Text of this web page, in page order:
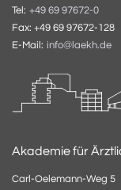
Tel: +49 69 97672-0
Fax: +49 69 97672-128
E-Mail: info@laekh.de
Akademie für
Carl-Oelemann-Weg 5